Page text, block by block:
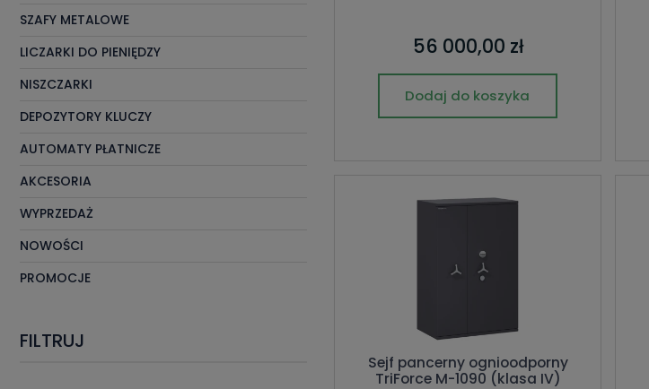
SZAFY METALOWE
LICZARKI DO PIENIĘDZY
NISZCZARKI
DEPOZYTORY KLUCZY
AUTOMATY PŁATNICZE
AKCESORIA
WYPRZEDAŻ
NOWOŚCI
PROMOCJE
FILTRUJ
56 000,00 zł
Dodaj do koszyka
Sejf pancerny ognioodporny
TriForce M-1090 (klasa IV)